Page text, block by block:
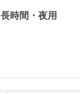
長時間・夜用